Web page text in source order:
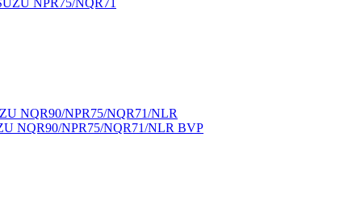
NPR75/NQR71
NQR90/NPR75/NQR71/NLR BVP